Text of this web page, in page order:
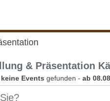
& Präsentation
keine Events gefunden - ab